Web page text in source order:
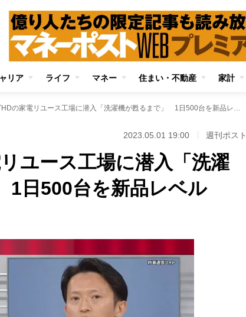
リア ライフ マネー 住まい・不動産 家計
ヤマダHDの家電リユース工場に潜入「洗濯機が甦るまで」 1日500台を新品レベルに“再生”
2023.05.01 19:00 週刊ポスト
ユース工場に潜入「洗濯
日500台を新品レベル